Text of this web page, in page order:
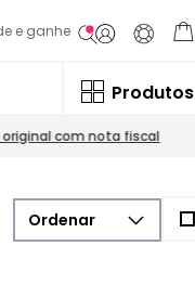
e ganhe
Produtos
original com nota fiscal